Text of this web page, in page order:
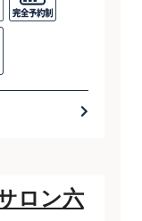
ロン六